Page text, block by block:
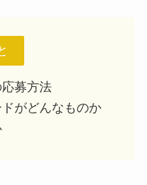
募方法
がどんなものか